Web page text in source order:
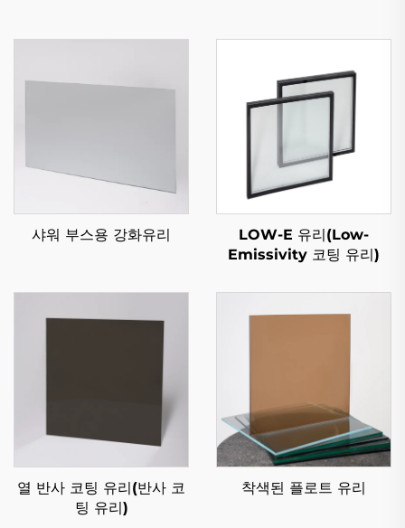
샤워 부스용 강화유리
LOW-E 유리(Low-
Emissivity 코팅 유리)
열 반사 코팅 유리(반사 코
팅 유리)
착색된 플로트 유리